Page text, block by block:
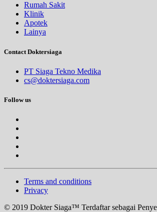
Rumah Sakit
Klinik
Apotek
Lainya
Contact Doktersiaga
PT Siaga Tekno Medika
cs@doktersiaga.com
Follow us
Terms and conditions
Privacy
© 2019 Dokter Siaga™ Terdaftar sebagai